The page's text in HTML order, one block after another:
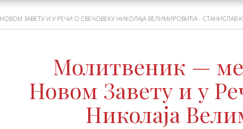
ЗАВЕТУ И У РЕЧИ О СВЕЧОВЕКУ НИКОЛАЈА ВЕЛИМИРОВИЋА - СТАНИСЛАВ
Молитвеник —
Новом Завету и у
Николаја